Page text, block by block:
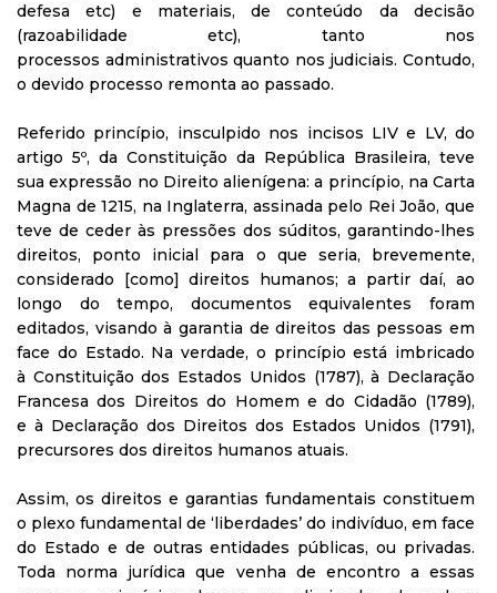
defesa etc) e materiais, de conteúdo da decisão
(razoabilidade etc), tanto nos
processos administrativos quanto nos judiciais. Contudo,
o devido processo remonta ao passado.
Referido princípio, insculpido nos incisos LIV e LV, do
artigo 5º, da Constituição da República Brasileira, teve
sua expressão no Direito alienígena: a princípio, na Carta
Magna de 1215, na Inglaterra, assinada pelo Rei João, que
teve de ceder às pressões dos súditos, garantindo-lhes
direitos, ponto inicial para o que seria, brevemente,
considerado [como] direitos humanos; a partir daí, ao
longo do tempo, documentos equivalentes foram
editados, visando à garantia de direitos das pessoas em
face do Estado. Na verdade, o princípio está imbricado
à Constituição dos Estados Unidos (1787), à Declaração
Francesa dos Direitos do Homem e do Cidadão (1789),
e à Declaração dos Direitos dos Estados Unidos (1791),
precursores dos direitos humanos atuais.
Assim, os direitos e garantias fundamentais constituem
o plexo fundamental de ‘liberdades’ do indivíduo, em face
do Estado e de outras entidades públicas, ou privadas.
Toda norma jurídica que venha de encontro a essas